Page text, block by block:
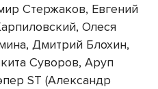
Стержаков, Евгений
Олеся
Дмитрий Блохин,
Суворов, Аруп
ST (Александр